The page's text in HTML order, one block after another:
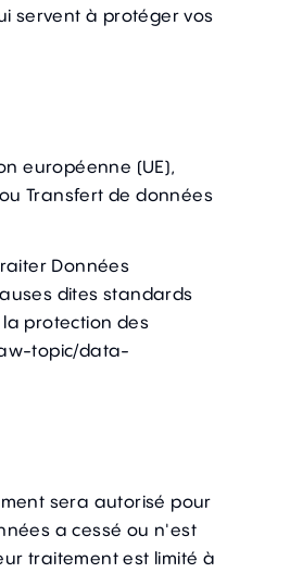
servent à protéger vos
européenne (UE),
Transfert de données
Données
dites standards
protection des
topic/data-
sera autorisé pour
a cessé ou n'est
traitement est limité à